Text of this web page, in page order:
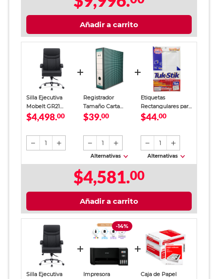
Añadir a carrito
Silla Ejecutiva
Mobelt GR21
Negro
$4,498.00
1
Registrador
Tamaño Carta
Office Depot
$39.00
1
Alternativas
Etiquetas
Rectangulares para
Imprimir Tuk-Stik
$44.00
1
Alternativas
$4,581.00
Añadir a carrito
Silla Ejecutiva
-14%
Impresora
Caja de Papel